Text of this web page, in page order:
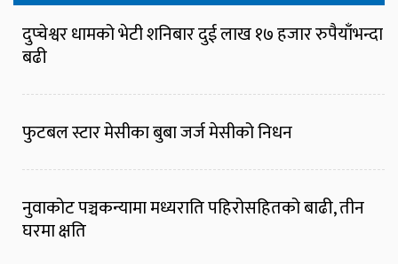
दुप्चेश्वर धामको भेटी शनिबार दुई लाख १७ हजार रुपैयाँभन्दा
बढी
फुटबल स्टार मेसीका बुबा जर्ज मेसीको निधन
नुवाकोट पञ्चकन्यामा मध्यराति पहिरोसहितको बाढी, तीन
घरमा क्षति